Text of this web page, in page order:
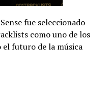
fue seleccionado
como uno de los
futuro de la música